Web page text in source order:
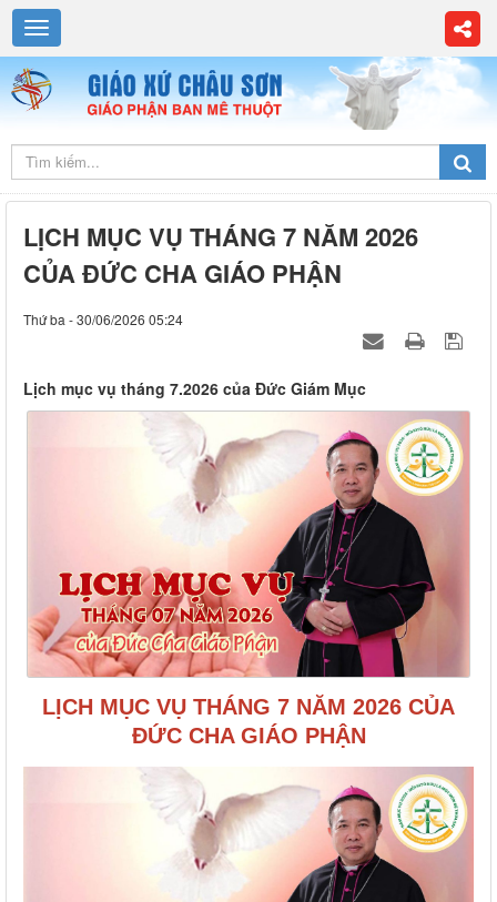
LỊCH MỤC VỤ THÁNG 7 NĂM 2026
CỦA ĐỨC CHA GIÁO PHẬN
Thứ ba - 30/06/2026 05:24
Lịch mục vụ tháng 7.2026 của Đức Giám Mục
LỊCH MỤC VỤ THÁNG 7 NĂM 2026 CỦA
ĐỨC CHA GIÁO PHẬN